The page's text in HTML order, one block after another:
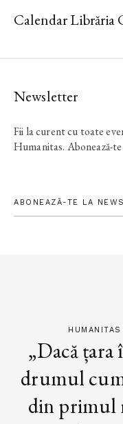
Calendar Librăria
Newsletter
Fii la curent cu toate
Humanitas. Abonează-
ABONEAZĂ-TE LA
„Dacă țara
drumul
din primul